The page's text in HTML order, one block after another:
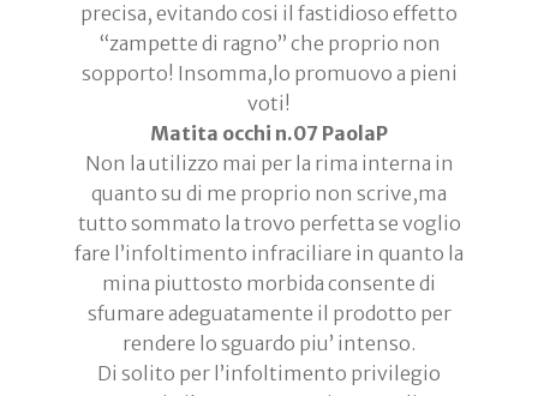
precisa, evitando cosi il fastidioso effetto
“zampette di ragno” che proprio non
sopporto! Insomma,lo promuovo a pieni
voti!
Matita occhi n.07 PaolaP
Non la utilizzo mai per la rima interna in
quanto su di me proprio non scrive,ma
tutto sommato la trovo perfetta se voglio
fare l’infoltimento infraciliare in quanto la
mina piuttosto morbida consente di
sfumare adeguatamente il prodotto per
rendere lo sguardo piu’ intenso.
Di solito per l’infoltimento privilegio